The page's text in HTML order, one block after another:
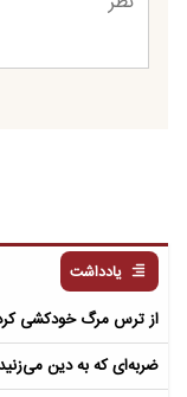
یادداشت
از ترس مرگ خودکشی کردن /
ضربه‌ای که به دین